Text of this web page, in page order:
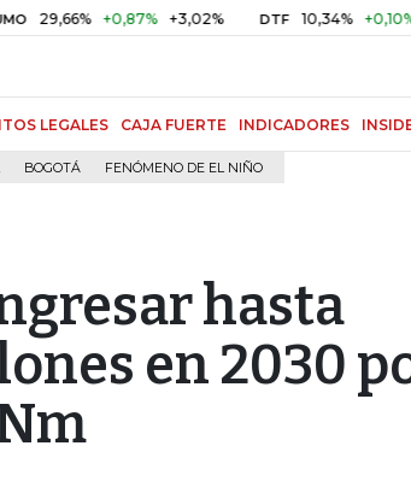
+0,87% +3,02% DTF 10,34% +0,10%
LEGALES CAJA FUERTE INDICADORES
BOGOTÁ FENÓMENO DE EL NIÑO
hasta
en 2030